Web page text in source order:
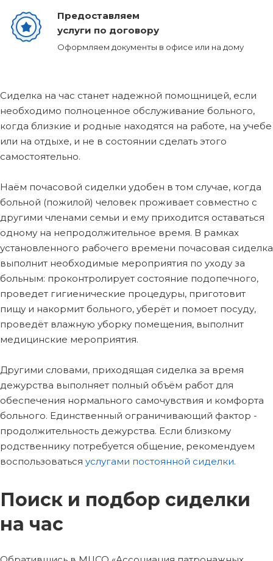
Предоставляем
услуги по договору
Оформляем документы в офисе или на дому
Сиделка на час станет надежной помощницей, если
необходимо полноценное обслуживание больного,
когда близкие и родные находятся на работе, на учебе
или на отдыхе, и не в состоянии сделать этого
самостоятельно.
Наём почасовой сиделки удобен в том случае, когда
больной (пожилой) человек проживает совместно с
другими членами семьи и ему приходится оставаться
одному на непродолжительное время. В рамках
установленного рабочего времени почасовая сиделка
выполнит необходимые мероприятия по уходу за
больным: проконтролирует состояние подопечного,
проведет гигиенические процедуры, приготовит
пищу и накормит больного, уберёт и помоет посуду,
проведёт влажную уборку помещения, выполнит
медицинские мероприятия.
Другими словами, приходящая сиделка за время
дежурства выполняет полный объём работ для
обеспечения нормального самочувствия и комфорта
больного. Единственный ограничивающий фактор -
продолжительность дежурства. Если близкому
родственнику потребуется общение, рекомендуем
воспользоваться услугами постоянной сиделки.
Поиск и подбор сиделки
на час